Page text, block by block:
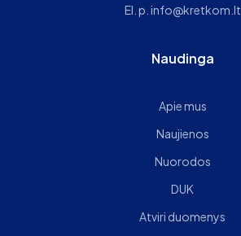
El. p. info@kretkom.lt
Naudinga
Apie mus
Naujienos
Nuorodos
DUK
Atviri duomenys